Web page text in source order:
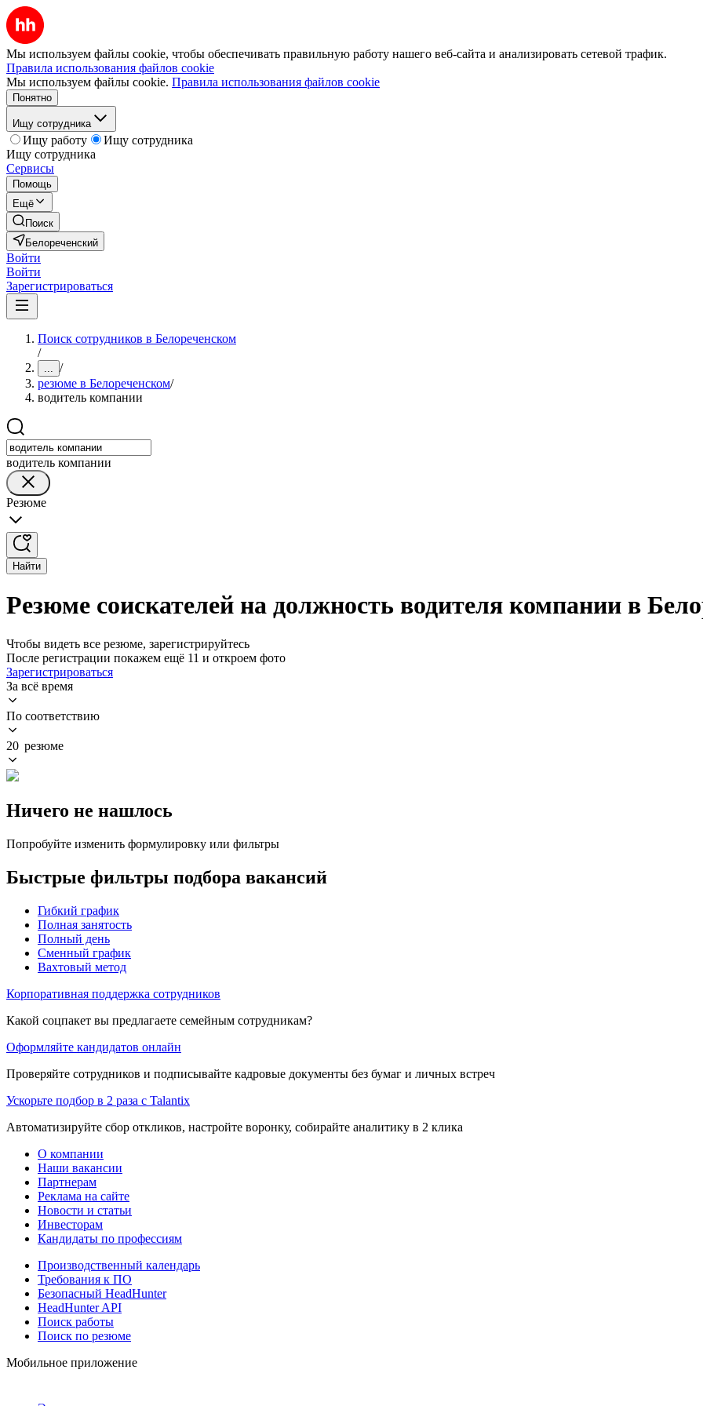
Мы используем файлы cookie, чтобы обеспечивать правильную работу нашего веб-сайта и анализировать сетевой трафик.
Правила использования файлов cookie
Мы используем файлы cookie. Правила использования файлов cookie
Понятно
Ищу сотрудника
Ищу работу
Ищу сотрудника
Ищу сотрудника
Сервисы
Помощь
Ещё
Поиск
Белореченский
Войти
Войти
Зарегистрироваться
Поиск сотрудников в Белореченском
/
... /
резюме в Белореченском/
водитель компании
водитель компании
Резюме
Найти
Резюме соискателей на должность водителя компании в
Чтобы видеть все резюме, зарегистрируйтесь
После регистрации покажем ещё 11 и откроем фото
Зарегистрироваться
За всё время
По соответствию
20 резюме
Ничего не нашлось
Попробуйте изменить формулировку или фильтры
Быстрые фильтры подбора вакансий
Гибкий график
Полная занятость
Полный день
Сменный график
Вахтовый метод
Корпоративная поддержка сотрудников
Какой соцпакет вы предлагаете семейным сотрудникам?
Оформляйте кандидатов онлайн
Проверяйте сотрудников и подписывайте кадровые документы без бумаг и личных встреч
Ускорьте подбор в 2 раза с Talantix
Автоматизируйте сбор откликов, настройте воронку, собирайте аналитику в 2 клика
О компании
Наши вакансии
Партнерам
Реклама на сайте
Новости и статьи
Инвесторам
Кандидаты по профессиям
Производственный календарь
Требования к ПО
Безопасный HeadHunter
HeadHunter API
Поиск работы
Поиск по резюме
Мобильное приложение